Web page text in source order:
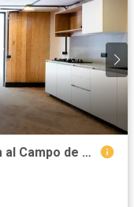
Loft Industrial con Terraza y Vista al Campo de Golf Campestre 3